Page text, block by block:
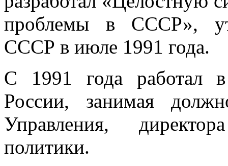
проблемы в СССР»,
СССР в июле 1991 года.
С 1991 года работал
России, занимая
Управления,
политики.